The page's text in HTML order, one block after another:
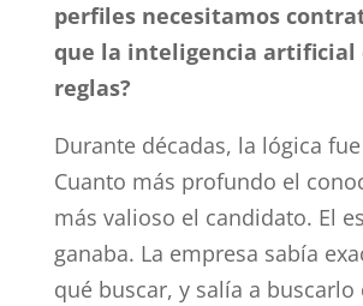
perfiles necesitamos
que la inteligencia artificial
reglas?
Durante décadas, la lógica
Cuanto más profundo el
más valioso el candidato. El
ganaba. La empresa sabía
qué buscar, y salía a buscarlo